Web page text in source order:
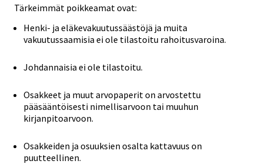
Tärkeimmät poikkeamat ovat:
Henki- ja eläkevakuutussäästöjä ja muita
vakuutussaamisia ei ole tilastoitu rahoitusvaroina.
Johdannaisia ei ole tilastoitu.
Osakkeet ja muut arvopaperit on arvostettu
pääsääntöisesti nimellisarvoon tai muuhun
kirjanpitoarvoon.
Osakkeiden ja osuuksien osalta kattavuus on
puutteellinen.